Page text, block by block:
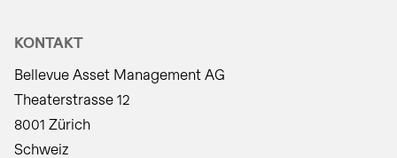
KONTAKT
Bellevue Asset Management AG
Theaterstrasse 12
8001 Zürich
Schweiz